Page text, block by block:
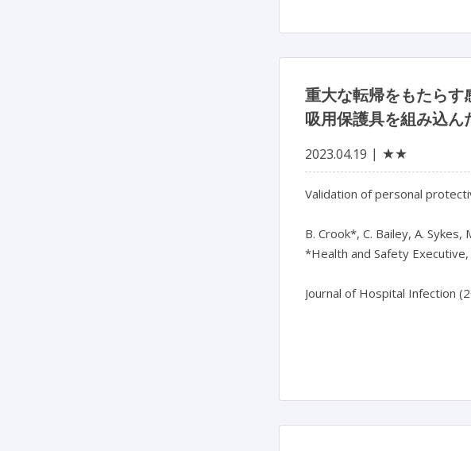
重大な転帰をもたら
吸用保護具を組み込
2023.04.19 ★★
Validation of personal
B. Crook*, C. Bailey, A. Sykes,
*Health and Safety Executive,
Journal of Hospital Infection